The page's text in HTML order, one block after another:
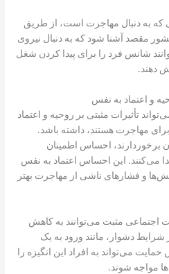
به دنبال مهاجرت است، از طریق
مقصد آشنا شود که به دنبال نیروی
شانس فرد را برای پیدا کردن شغل
دهند.
تأثیرات مثبتی بر روحیه و اعتماد
مهاجرت هستند، داشته باشد.
برخوردارند، احساس اطمینان
می‌کنند. این احساس اعتماد به نفس
و فشارهای ناشی از مهاجرت بهتر
اجتماعی مثبت می‌توانند به کاهش
دشوار، مانند ورود به یک
می‌تواند به افراد این انگیزه را
مواجه شوند.